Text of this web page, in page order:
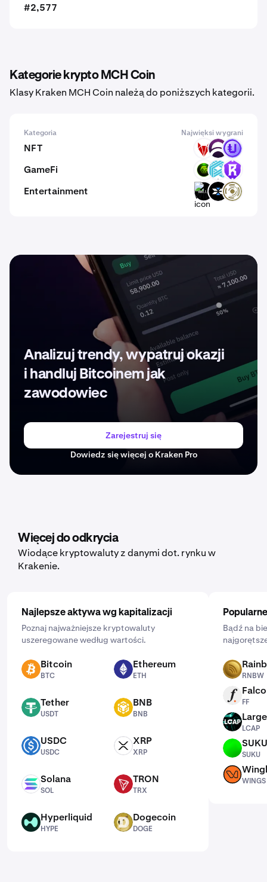
#2,577
Kategorie krypto MCH Coin
Klasy Kraken MCH Coin należą do poniższych kategorii.
Kategoria Najwięksi wygrani
NFT RFOX DAR PUNK
GameFi GMRT LUX RST
Entertainment WILLU X ADO
Analizuj trendy, wypatruj okazji
i handluj Bitcoinem jak
zawodowiec
Zarejestruj się
Dowiedz się więcej o Kraken Pro
Więcej do odkrycia
Wiodące kryptowaluty z danymi dot. rynku w
Krakenie.
Najlepsze aktywa wg kapitalizacji
Poznaj najważniejsze kryptowaluty
uszeregowane według wartości.
BTC Bitcoin
BTC
ETH Ethereum
ETH
USDT Tether
USDT
BNB BNB
BNB
USDC USDC
USDC
XRP XRP
XRP
SOL Solana
SOL
TRX TRON
TRX
HYPE Hyperliquid
HYPE
DOGE Dogecoin
DOGE
Bądź na
RNBW
RNBW
FF
FF
LCAP
LCAP
SUKU
SUKU
WINGS
WINGS